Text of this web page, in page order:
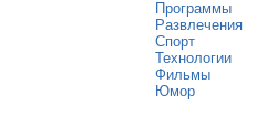
Программы
Развлечения
Спорт
Технологии
Фильмы
Юмор